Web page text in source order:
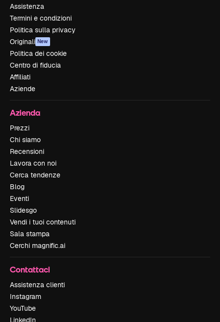
Assistenza
Termini e condizioni
Politica sulla privacy
Originali New
Politica dei cookie
Centro di fiducia
Affiliati
Aziende
Azienda
Prezzi
Chi siamo
Recensioni
Lavora con noi
Cerca tendenze
Blog
Eventi
Slidesgo
Vendi i tuoi contenuti
Sala stampa
Cerchi magnific.ai
Contattaci
Assistenza clienti
Instagram
YouTube
LinkedIn